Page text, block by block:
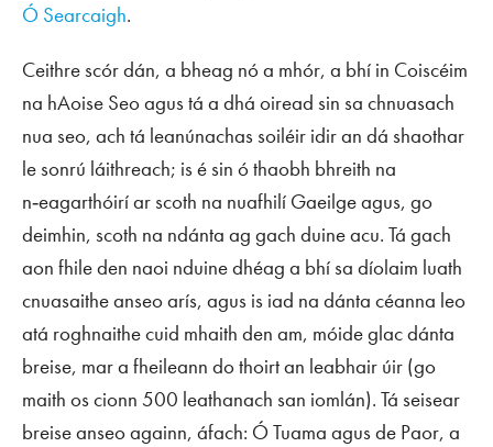
Ó Searcaigh.
Ceithre scór dán, a bheag nó a mhór, a bhí in Coiscéim
na hAoise Seoagus tá a dhá oiread sin sa chnuasach
nua seo, ach tá leanúnachas soiléir idir an dá shaothar
le sonrú láithreach; is é sin ó thaobh bhreith na
n‑eagarthóirí ar scoth na nuafhilí Gaeilge agus, go
deimhin, scoth na ndánta ag gach duine acu. Tá gach
aon fhile den naoi nduine dhéag a bhí sa díolaim luath
cnuasaithe anseo arís, agus is iad na dánta céanna leo
atá roghnaithe cuid mhaith den am, móide glac dánta
breise, mar a fheileann do thoirt an leabhair úir (go
maith os cionn 500 leathanach san iomlán). Tá seisear
breise anseo againn, áfach: Ó Tuama agus de Paor, a